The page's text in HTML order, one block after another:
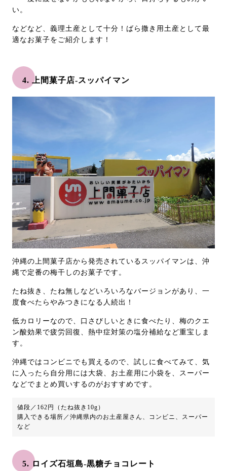
い。
などなど、義理土産として十分！ばら撒き用土産として最
適なお菓子をご紹介します！
4. 上間菓子店-スッパイマン
沖縄の上間菓子店から発売されているスッパイマンは、沖
縄で定番の梅干しのお菓子です。
たね抜き、たね無しなどいろいろなバージョンがあり、一
度食べたらやみつきになる人続出！
低カロリーなので、口さびしいときに食べたり、梅のクエ
ン酸効果で疲労回復、熱中症対策の塩分補給など重宝しま
す。
沖縄ではコンビニでも買えるので、試しに食べてみて、気
に入ったら自分用には大袋、お土産用に小袋を、スーパー
などでまとめ買いするのがおすすめです。
値段／162円（たね抜き10g）
購入できる場所／沖縄県内のお土産屋さん、コンビニ、スーパー
など
5. ロイズ石垣島-黒糖チョコレート